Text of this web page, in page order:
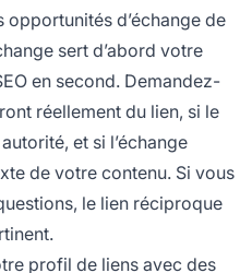
d’échange de
sert d’abord votre
en second. Demandez-
réellement du lien, si le
et si l’échange
de votre contenu. Si vous
le lien réciproque
profil de liens avec des